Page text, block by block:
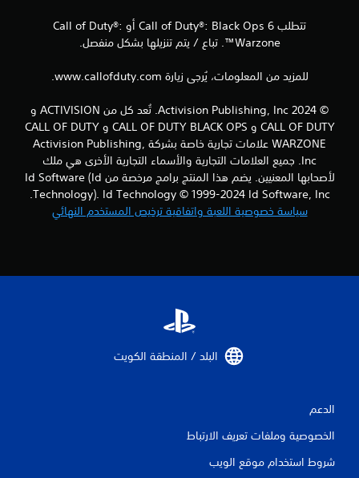
م
تتطلب Call of Duty®: Black Ops 6 أو Call of Duty®:
Warzone™. تباع / يتم تنزيلها بشكل منفصل.
للمزيد من المعلومات، يُرجى زيارة www.callofduty.com.
© 2024 Activision Publishing, Inc. تُعد كل من ACTIVISION و
CALL OF DUTY و CALL OF DUTY BLACK OPS و CALL OF DUTY
WARZONE علامات تجارية خاصة بشركة Activision Publishing,
Inc. جميع العلامات التجارية والأسماء التجارية الأخرى هي ملك
لأصحابها المعنيين. يضم هذا المنتج برامج مرخصة من Id Software (Id
Technology). Id Technology © 1999-2024 Id Software, Inc.
سياسة خصوصية اللعبة واتفاقية ترخيص المستخدم النهائي
البلد / المنطقة الكويت‏
الدعم
الخصوصية وملفات تعريف الارتباط
شروط استخدام موقع الويب